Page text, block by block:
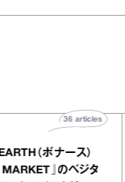
『BONEARTH（ボナース
FOOD MARKET』のベ
36